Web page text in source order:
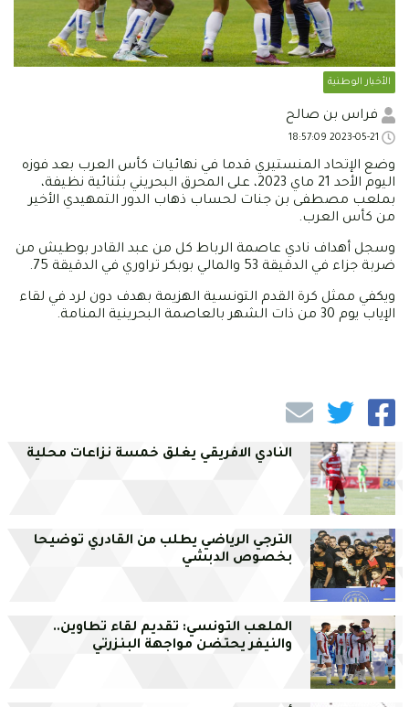
الأخبار الوطنية
فراس بن صالح
وضع الإتحاد المنستيري قدما في نهائيات كأس العرب بعد فوزه
اليوم الأحد 21 ماي 2023، على المحرق البحريني بثنائية نظيفة،
بملعب مصطفى بن جنات لحساب ذهاب الدور التمهيدي الأخير
من كأس العرب.
وسجل أهداف نادي عاصمة الرباط كل من عبد القادر بوطيش من
ضربة جزاء في الدقيقة 53 والمالي بوبكر تراوري في الدقيقة 75.
ويكفي ممثل كرة القدم التونسية الهزيمة بهدف دون لرد في لقاء
الإياب يوم 30 من ذات الشهر بالعاصمة البحرينية المنامة.
النادي الافريقي يغلق خمسة نزاعات محلية
الترجي الرياضي يطلب من القادري توضيحا
بخصوص الدبشي
الملعب التونسي: تقديم لقاء تطاوين..
والنيفر يحتضن مواجهة البنزرتي